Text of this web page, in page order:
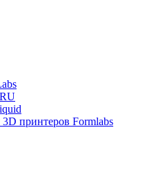
принтеров Formlabs